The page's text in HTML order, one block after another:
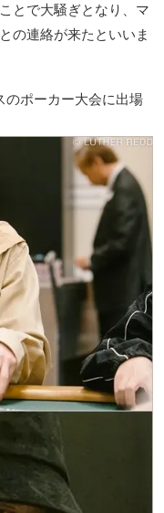
とで大騒ぎとなり、マ
の連絡が来たといいま
のポーカー大会に出場